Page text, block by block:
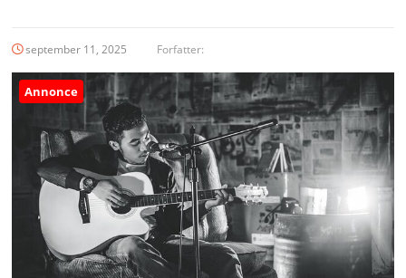
september 11, 2025 Forfatter:
Annonce